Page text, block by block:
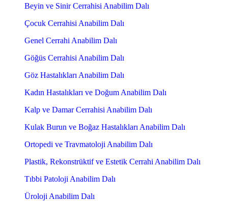
Beyin ve Sinir Cerrahisi Anabilim Dalı
Çocuk Cerrahisi Anabilim Dalı
Genel Cerrahi Anabilim Dalı
Göğüs Cerrahisi Anabilim Dalı
Göz Hastalıkları Anabilim Dalı
Kadın Hastalıkları ve Doğum Anabilim Dalı
Kalp ve Damar Cerrahisi Anabilim Dalı
Kulak Burun ve Boğaz Hastalıkları Anabilim Dalı
Ortopedi ve Travmatoloji Anabilim Dalı
Plastik, Rekonstrüktif ve Estetik Cerrahi Anabilim Dalı
Tıbbi Patoloji Anabilim Dalı
Üroloji Anabilim Dalı